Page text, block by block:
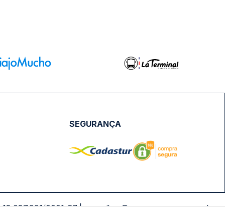
SEGURANÇA